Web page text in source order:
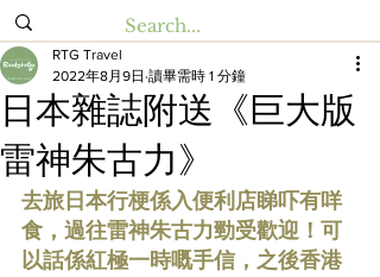
日本雜誌附送《巨大版
雷神朱古力》
RTG Travel
2022年8月9日 讀畢需時 1 分鐘
去旅日本行梗係入便利店睇吓有咩
食，過往雷神朱古力勁受歡迎！可
以話係紅極一時嘅手信，之後香港